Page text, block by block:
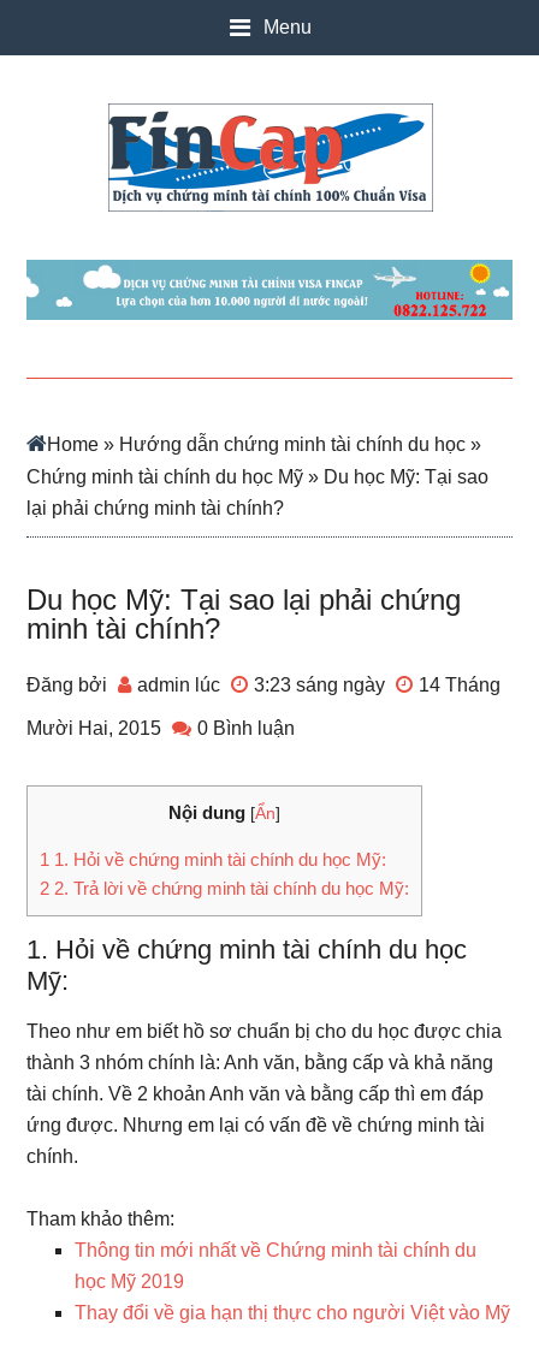
Menu
Home » Hướng dẫn chứng minh tài chính du học »
Chứng minh tài chính du học Mỹ » Du học Mỹ: Tại sao
lại phải chứng minh tài chính?
Du học Mỹ: Tại sao lại phải chứng
minh tài chính?
Đăng bởi admin lúc 3:23 sáng ngày 14 Tháng
Mười Hai, 2015 0 Bình luận
Nội dung [Ẩn]
1 1. Hỏi về chứng minh tài chính du học Mỹ:
2 2. Trả lời về chứng minh tài chính du học Mỹ:
1. Hỏi về chứng minh tài chính du học
Mỹ:
Theo như em biết hồ sơ chuẩn bị cho du học được chia
thành 3 nhóm chính là: Anh văn, bằng cấp và khả năng
tài chính. Về 2 khoản Anh văn và bằng cấp thì em đáp
ứng được. Nhưng em lại có vấn đề về chứng minh tài
chính.
Tham khảo thêm:
Thông tin mới nhất về Chứng minh tài chính du
học Mỹ 2019
Thay đổi về gia hạn thị thực cho người Việt vào Mỹ